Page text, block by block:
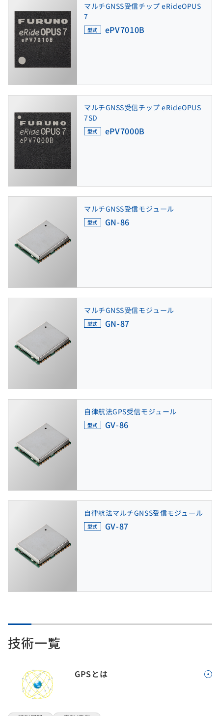
マルチGNSS受信チップ eRideOPUS
7
型式 ePV7010B
マルチGNSS受信チップ eRideOPUS
7SD
型式 ePV7000B
マルチGNSS受信モジュール
型式 GN-86
マルチGNSS受信モジュール
型式 GN-87
自律航法GPS受信モジュール
型式 GV-86
自律航法マルチGNSS受信モジュール
型式 GV-87
技術一覧
GPSとは